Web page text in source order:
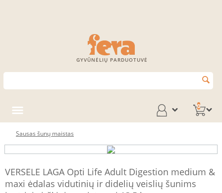
GYVŪNĖLIŲ PARDUOTUVĖ
0
Sausas šunų maistas
VERSELE LAGA Opti Life Adult Digestion medium &
maxi ėdalas vidutinių ir didelių veislių šunims